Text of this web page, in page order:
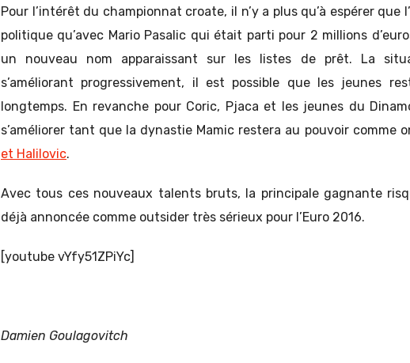
Pour l’intérêt du championnat croate, il n’y a plus qu’à espérer que
politique qu’avec Mario Pasalic qui était parti pour 2 millions
un nouveau nom apparaissant sur les listes de prêt. La
s’améliorant progressivement, il est possible que les jeunes
longtemps. En revanche pour Coric, Pjaca et les jeunes du
s’améliorer tant que la dynastie Mamic restera au pouvoir comme
et Halilovic.
Avec tous ces nouveaux talents bruts, la principale gagnante
déjà annoncée comme outsider très sérieux pour l’Euro 2016.
[youtube vYfy51ZPiYc]
Damien Goulagovitch